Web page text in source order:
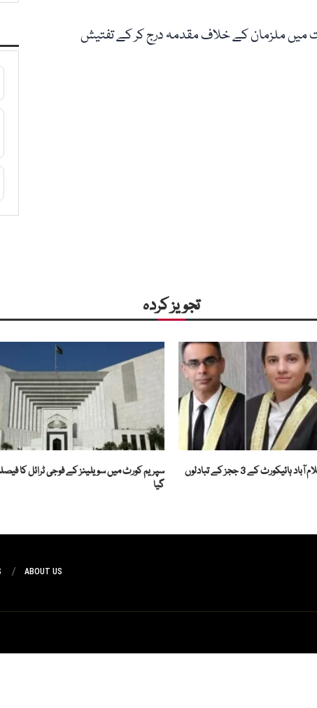
میں ملزمان کے خلاف مقدمہ درج کر کے تفتیش
تجویز کردہ
جوڈیشل کمیشن نے اسلام آباد ہائیکورٹ کے 3 ججز کے تبادلوں
سپریم کورٹ میں سویلینز کے فوجی ٹرائل کا
گیا
ABOUT US